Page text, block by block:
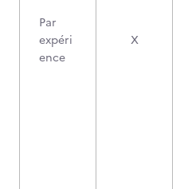
Par
expéri
ence
X